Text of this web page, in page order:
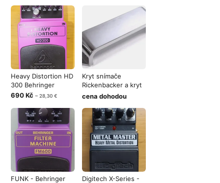
Heavy Distortion HD
300 Behringer
690 Kč ~ 28,30 €
Kryt snímače
Rickenbacker a kryt
struníku Fen
cena dohodou
FUNK - Behringer
Digitech X-Series -